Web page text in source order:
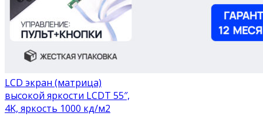
LCD экран (матрица)
высокой яркости LCDT 55″,
4K, яркость 1000 кд/м2